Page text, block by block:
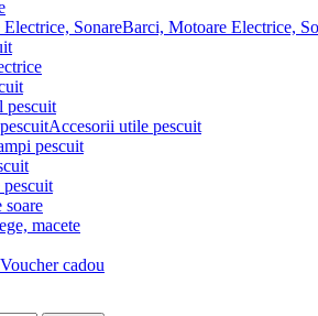
Barci, Motoare Electrice,
pescuit
Accesorii utile pescuit
pescuit
soare
macete
Voucher cadou